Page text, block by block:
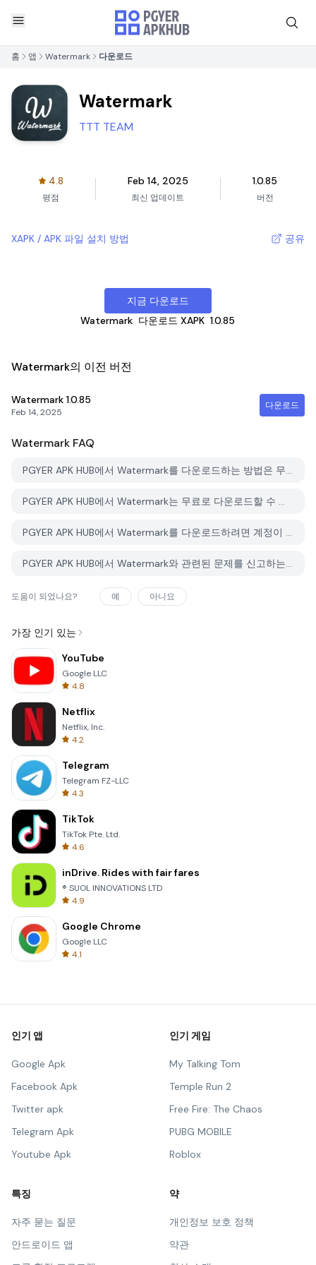
홈 앱 Watermark 다운로드
Watermark
TTT TEAM
4.8
평점
Feb 14, 2025
최신 업데이트
1.0.85
버전
XAPK / APK 파일 설치 방법 공유
지금 다운로드
Watermark 다운로드 XAPK 1.0.85
Watermark의 이전 버전
Watermark 1.0.85
Feb 14, 2025
다운로드
Watermark FAQ
PGYER APK HUB에서 Watermark를 다운로드하는 방법은 무엇인가요?
PGYER APK HUB에서 Watermark는 무료로 다운로드할 수 있나요?
PGYER APK HUB에서 Watermark를 다운로드하려면 계정이 필요한가요?
PGYER APK HUB에서 Watermark와 관련된 문제를 신고하는 방법은 무엇인가요?
도움이 되었나요? 예 아니요
가장 인기 있는
YouTube
Google LLC
4.8
Netflix
Netflix, Inc.
4.2
Telegram
Telegram FZ-LLC
4.3
TikTok
TikTok Pte. Ltd.
4.6
inDrive. Rides with fair fares
® SUOL INNOVATIONS LTD
4.9
Google Chrome
Google LLC
4.1
인기 앱
Google Apk
Facebook Apk
Twitter apk
Telegram Apk
Youtube Apk
인기 게임
My Talking Tom
Temple Run 2
Free Fire: The Chaos
PUBG MOBILE
Roblox
특징
자주 묻는 질문
안드로이드 앱
약
개인정보 보호 정책
약관